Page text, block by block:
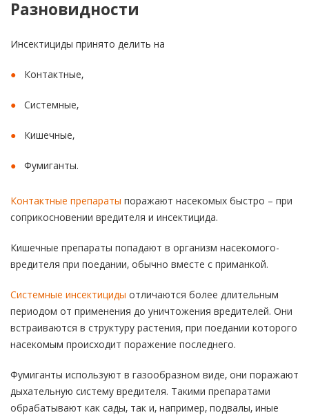
Разновидности
Инсектициды принято делить на
Контактные,
Системные,
Кишечные,
Фумиганты.
Контактные препараты поражают насекомых быстро – при
соприкосновении вредителя и инсектицида.
Кишечные препараты попадают в организм насекомого-
вредителя при поедании, обычно вместе с приманкой.
Системные инсектициды отличаются более длительным
периодом от применения до уничтожения вредителей. Они
встраиваются в структуру растения, при поедании которого
насекомым происходит поражение последнего.
Фумиганты используют в газообразном виде, они поражают
дыхательную систему вредителя. Такими препаратами
обрабатывают как сады, так и, например, подвалы, иные